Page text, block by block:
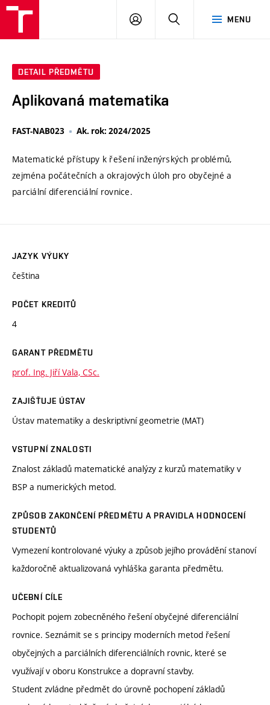
MENU
PŘIHLÁSIT
DETAIL PŘEDMĚTU
Aplikovaná matematika
FAST-NAB023 Ak. rok: 2024/2025
Matematické přístupy k řešení inženýrských problémů,
zejména počátečních a okrajových úloh pro obyčejné a
parciální diferenciální rovnice.
JAZYK VÝUKY
čeština
POČET KREDITŮ
4
GARANT PŘEDMĚTU
prof. Ing. Jiří Vala, CSc.
ZAJIŠŤUJE ÚSTAV
Ústav matematiky a deskriptivní geometrie (MAT)
VSTUPNÍ ZNALOSTI
Znalost základů matematické analýzy z kurzů matematiky v
BSP a numerických metod.
ZPŮSOB ZAKONČENÍ PŘEDMĚTU A PRAVIDLA HODNOCENÍ
STUDENTŮ
Vymezení kontrolované výuky a způsob jejího provádění stanoví
každoročně aktualizovaná vyhláška garanta předmětu.
UČEBNÍ CÍLE
Pochopit pojem zobecněného řešení obyčejné diferenciální
rovnice. Seznámit se s principy moderních metod řešení
obyčejných a parciálních diferenciálních rovnic, které se
využívají v oboru Konstrukce a dopravní stavby.
Student zvládne předmět do úrovně pochopení základů